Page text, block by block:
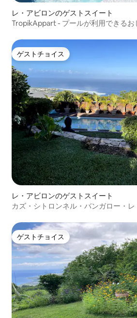
レ・アビロンのゲストスイート
TropikAppart - プールが利用できるお
ゲストチョイス
ゲストチョイス
レ・アビロンのゲストスイート
カズ・シトロンネル・バンガロー・
ゲストチョイス
ゲストチョイス